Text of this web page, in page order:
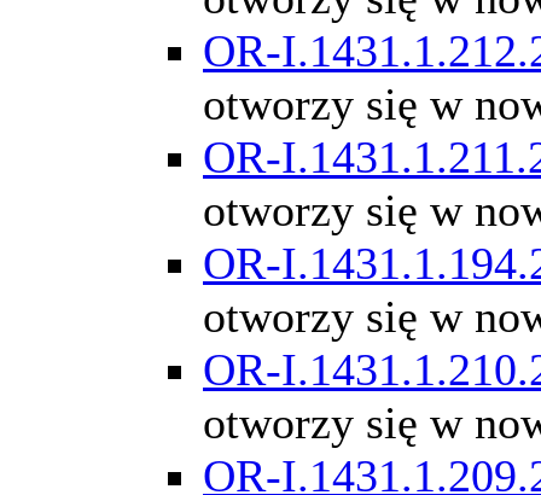
OR-
otworzy się w
OR-
otworzy się w
OR-
otworzy się w
OR-
otworzy się w
OR-